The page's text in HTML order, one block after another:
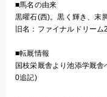
■馬名の由来
黒曜石(西)。黒く輝き、末
旧名：ファイナルドリーム
■転厩情報
国枝栄厩舎より池添学厩
0追記)